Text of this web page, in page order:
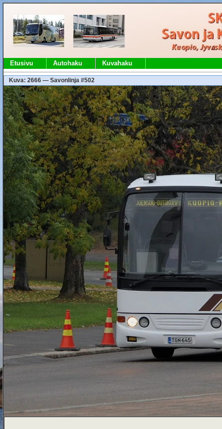
Etusivu Autohaku Kuvahaku
Kuva: 2666 — Savonlinja #502